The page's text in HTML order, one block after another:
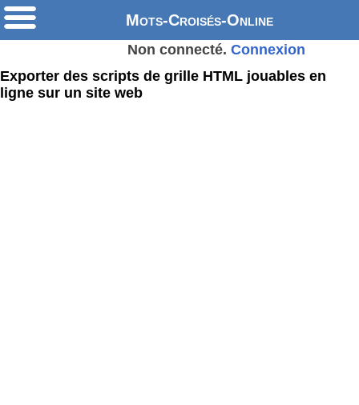
Mots-Croisés-Online
Non connecté. Connexion
Exporter des scripts de grille HTML jouables en
ligne sur un site web